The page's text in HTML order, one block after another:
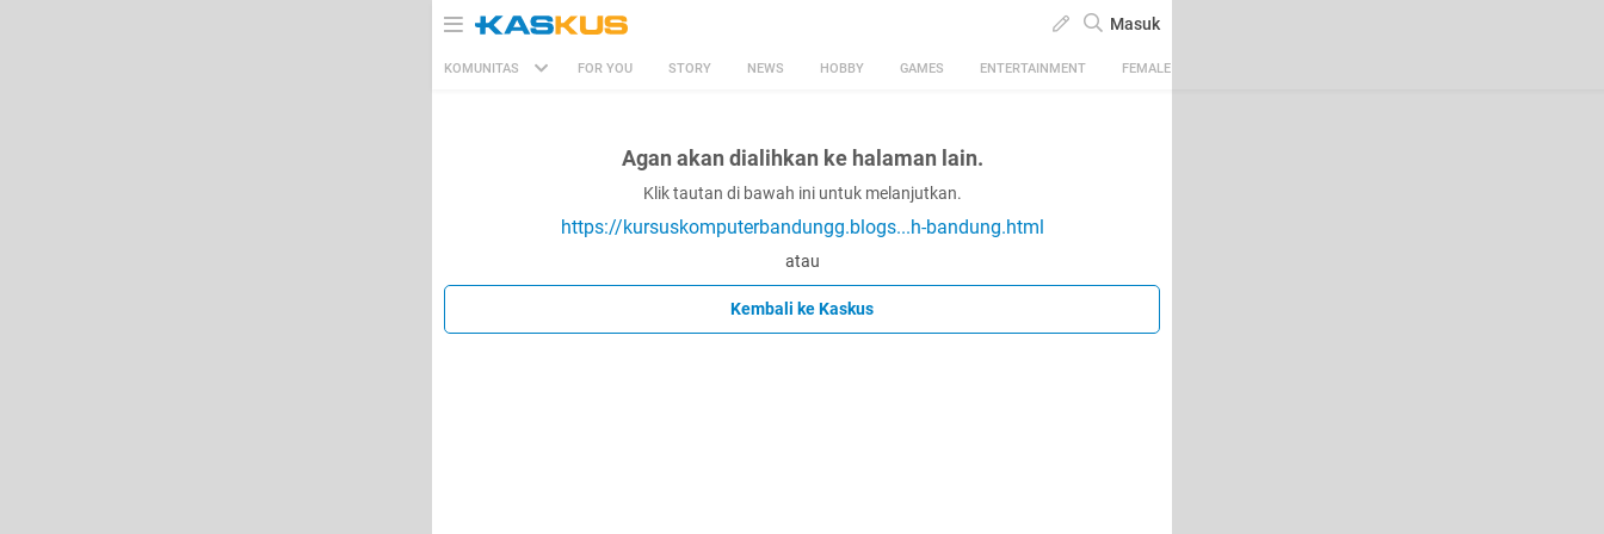
Masuk
KOMUNITAS FOR YOU STORY NEWS HOBBY GAMES ENTERTAINMENT FEMALE
Agan akan dialihkan ke halaman lain.
Klik tautan di bawah ini untuk melanjutkan.
https://kursuskomputerbandungg.blogs...h-bandung.html
atau
Kembali ke Kaskus